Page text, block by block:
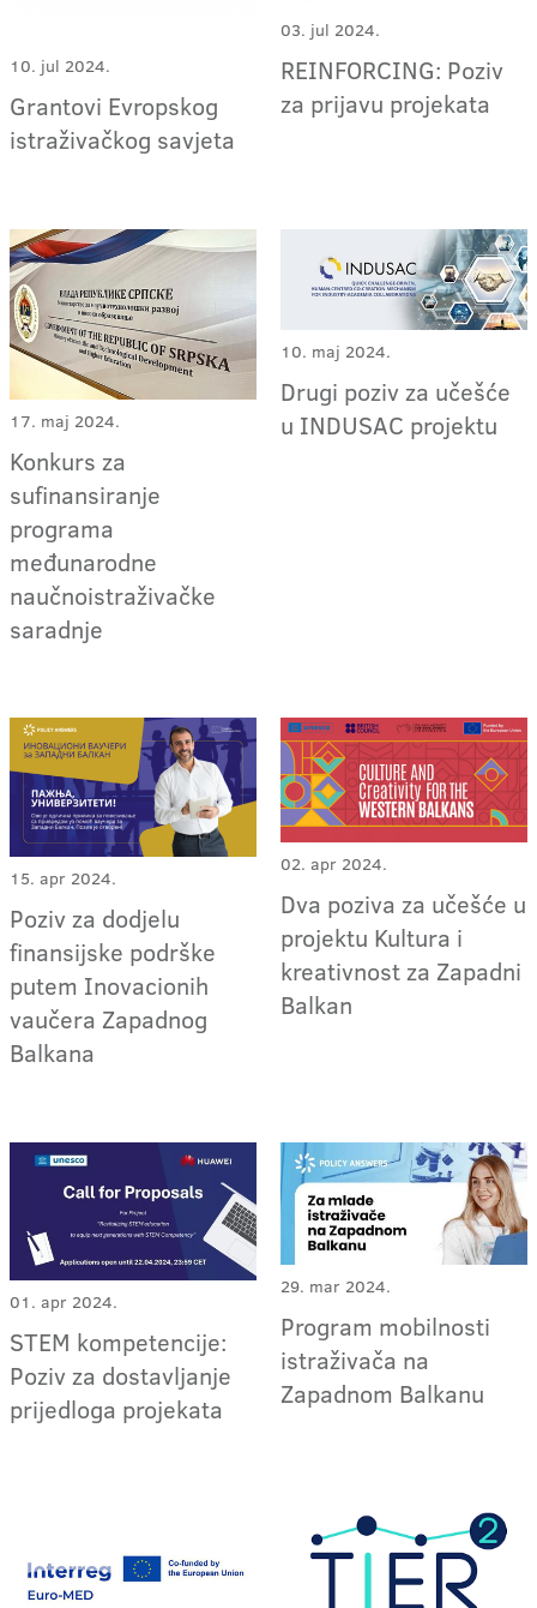
10. jul 2024.
Grantovi Evropskog
istraživačkog savjeta
03. jul 2024.
REINFORCING: Poziv
za prijavu projekata
17. maj 2024.
​Konkurs za
sufinansiranje
programa
međunarodne
naučnoistraživačke
saradnje
10. maj 2024.
Drugi poziv za učešće
u INDUSAC projektu
15. apr 2024.
Poziv za dodjelu
finansijske podrške
putem Inovacionih
vaučera Zapadnog
Balkana
02. apr 2024.
Dva poziva za učešće u
projektu Kultura i
kreativnost za Zapadni
Balkan
01. apr 2024.
STEM kompetencije:
Poziv za dostavljanje
prijedloga projekata
29. mar 2024.
Program mobilnosti
istraživača na
Zapadnom Balkanu